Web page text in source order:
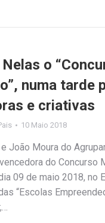
o
numa tarde
e criativas
10 Maio 2018
João Moura do
do Concurso
09 de maio 2018, no
“Escolas